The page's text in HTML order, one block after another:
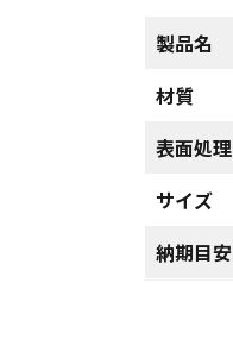
製品名
材質
表面処理
サイズ
納期目安